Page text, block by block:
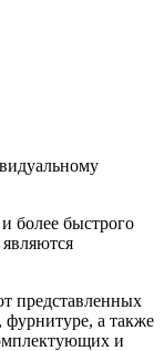
более быстрого
представленных
фурнитуре, а также
и